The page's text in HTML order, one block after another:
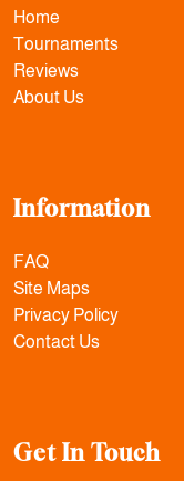
Home
Tournaments
Reviews
About Us
Information
FAQ
Site Maps
Privacy Policy
Contact Us
Get In Touch